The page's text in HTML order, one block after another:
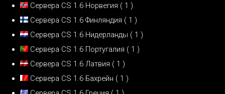
Сервера CS 1.6 Норвегия ( 1 )
Сервера CS 1.6 Финляндия ( 1 )
Сервера CS 1.6 Нидерланды ( 1 )
Сервера CS 1.6 Португалия ( 1 )
Сервера CS 1.6 Латвия ( 1 )
Сервера CS 1.6 Бахрейн ( 1 )